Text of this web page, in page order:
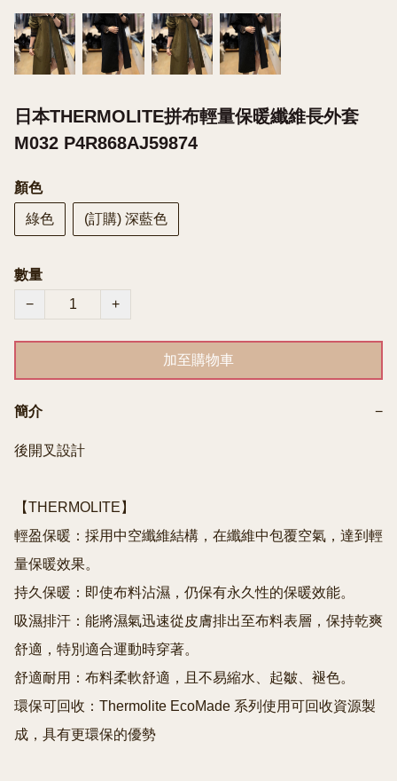
日本THERMOLITE拼布輕量保暖纖維長外套
M032 P4R868AJ59874
顏色
綠色 (訂購) 深藍色
數量
−
+
加至購物車
簡介 −
後開叉設計
【THERMOLITE】
輕盈保暖：採用中空纖維結構，在纖維中包覆空氣，達到輕
量保暖效果。
持久保暖：即使布料沾濕，仍保有永久性的保暖效能。
吸濕排汗：能將濕氣迅速從皮膚排出至布料表層，保持乾爽
舒適，特別適合運動時穿著。
舒適耐用：布料柔軟舒適，且不易縮水、起皺、褪色。
環保可回收：Thermolite EcoMade 系列使用可回收資源製
成，具有更環保的優勢